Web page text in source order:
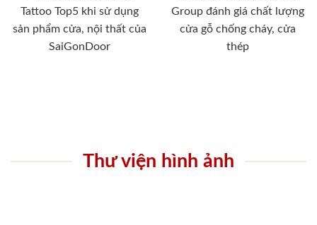
Tattoo Top5 khi sử dụng
sản phẩm cửa, nội thất của
SaiGonDoor
Group đánh giá chất lượng
cửa gỗ chống cháy, cửa
thép
Thư viện hình ảnh